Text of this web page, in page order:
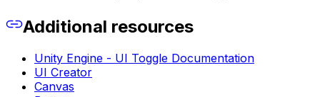
Additional resources
Unity Engine - UI Toggle Documentation
UI Creator
Canvas